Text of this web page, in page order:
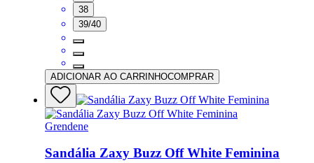
38
39/40
ADICIONAR AO CARRINHOCOMPRAR
Grendene
Sandália Zaxy Buzz Off White Feminina